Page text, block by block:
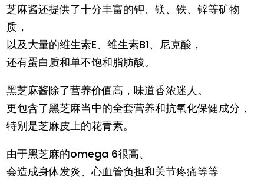
芝麻酱还提供了十分丰富的钾、镁、铁、锌等矿物
质，
以及大量的维生素E、维生素B1、尼克酸，
还有蛋白质和单不饱和脂肪酸。
黑芝麻酱除了营养价值高，味道香浓迷人。
更包含了黑芝麻当中的全套营养和抗氧化保健成分，
特别是芝麻皮上的花青素。
由于黑芝麻的omega 6很高、
会造成身体发炎、心血管负担和关节疼痛等等